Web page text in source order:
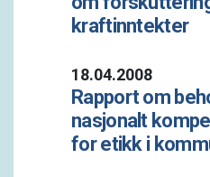
kraftinntekter
18.04.2008
Rapport om
nasjonalt
for etikk i